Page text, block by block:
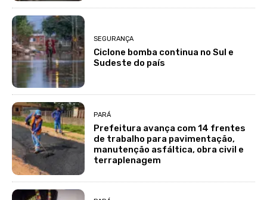
SEGURANÇA
Ciclone bomba continua no Sul e
Sudeste do país
PARÁ
Prefeitura avança com 14 frentes
de trabalho para pavimentação,
manutenção asfáltica, obra civil e
terraplenagem